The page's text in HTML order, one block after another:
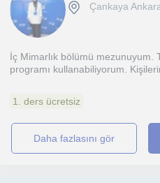
Çankaya
İç Mimarlık bölümü mezunuyum.
programı kullanabiliyorum.
1. ders ücretsiz
daha fazlasını gör